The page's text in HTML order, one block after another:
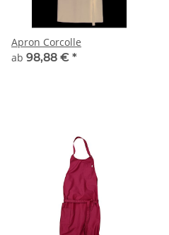
Apron Corcolle
ab 98,88 € *